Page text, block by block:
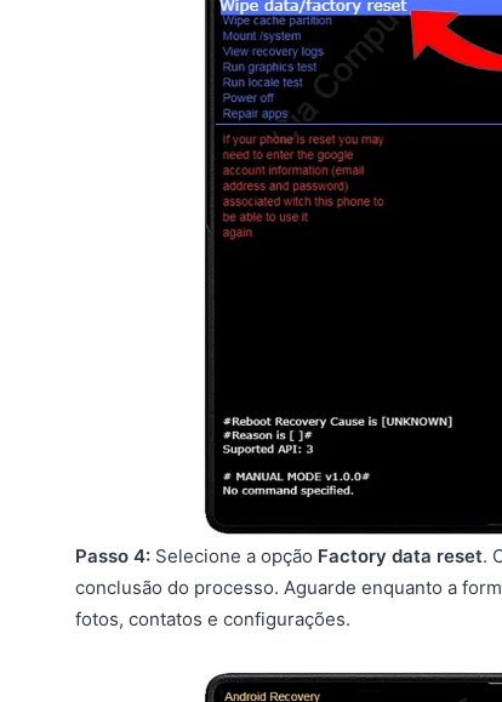
Passo 4: Selecione a opção Factory data reset.
conclusão do processo. Aguarde enquanto a
fotos, contatos e configurações.